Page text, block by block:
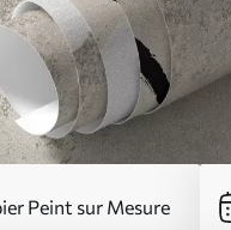
Peint sur Mesure